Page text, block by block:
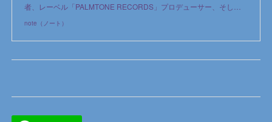
者、レーベル「PALMTONE RECORDS」プロデューサー、そし…
note（ノート）